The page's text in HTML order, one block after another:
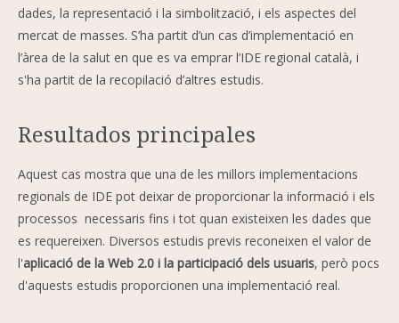
dades, la representació i la simbolització, i els aspectes del
mercat de masses. S’ha partit d’un cas d’implementació en
l’àrea de la salut en que es va emprar l’IDE regional català, i
s'ha partit de la recopilació d’altres estudis.
Resultados principales
Aquest cas mostra que una de les millors implementacions
regionals de IDE pot deixar de proporcionar la informació i els
processos necessaris fins i tot quan existeixen les dades que
es requereixen. Diversos estudis previs reconeixen el valor de
l'aplicació de la Web 2.0 i la participació dels usuaris, però pocs
d'aquests estudis proporcionen una implementació real.